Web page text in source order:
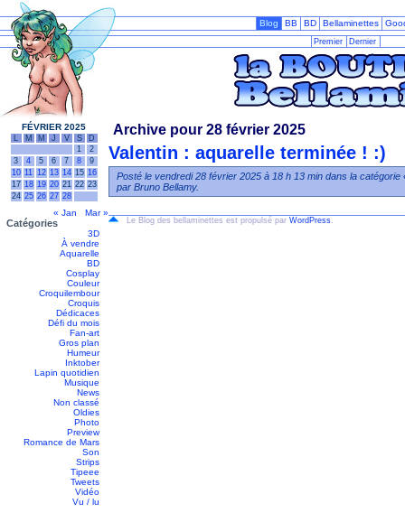
Blog BB BD Bellaminettes
Premier Dernier
FÉVRIER 2025
L M M J V S
D
1
2
3
4 5 6 7 8
9
10 11 12 13 14 15 16
17 18 19 20 21 22 23
24 25 26 27 28
« Jan Mar »
Catégories
3D
À vendre
Aquarelle
BD
Cosplay
Couleur
Croquilembour
Croquis
Dédicaces
Défi du mois
Fan-art
Gros plan
Humeur
Inktober
Lapin quotidien
Musique
News
Non classé
Oldies
Photo
Preview
Romance de Mars
Son
Strips
Tipeee
Tweets
Vidéo
Vu / lu
Archive pour 28 février 2025
Valentin : aquarelle terminée ! :)
Posté le vendredi 28 février 2025 à 18 h 13 min dans la catégorie
par Bruno Bellamy.
Le Blog des bellaminettes est propulsé par WordPress.